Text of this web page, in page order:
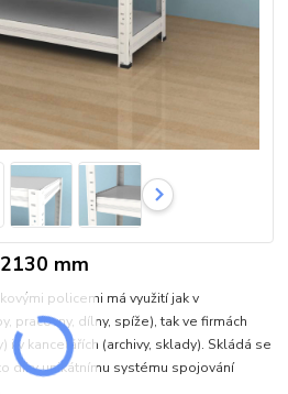
mm
policemi má využití jak v
pracovny, dílny, spíže), tak ve firmách
i v kancelářích (archivy, sklady). Skládá se
díky unikátnímu systému spojování